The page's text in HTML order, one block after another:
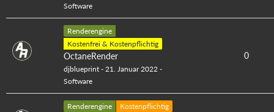
Software
Renderengine
Kostenfrei & Kostenpflichtig
OctaneRender
djblueprint - 21. Januar 2022 -
Software
0
Renderengine Kostenpflichtig